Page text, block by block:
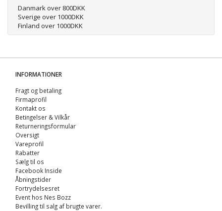
Danmark over 800DKK
Sverige over 1000DKK
Finland over 1000DKK
INFORMATIONER
Fragt og betaling
Firmaprofil
Kontakt os
Betingelser & Vilkår
Returneringsformular
Oversigt
Vareprofil
Rabatter
Sælg til os
Facebook Inside
Åbningstider
Fortrydelsesret
Event hos Nes Bozz
Bevilling til salg af brugte varer.